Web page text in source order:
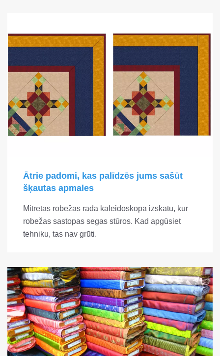
Ātrie padomi, kas palīdzēs jums sašūt
šķautas apmales
Mitrētās robežas rada kaleidoskopa izskatu, kur
robežas sastopas segas stūros. Kad apgūsiet
tehniku, tas nav grūti.